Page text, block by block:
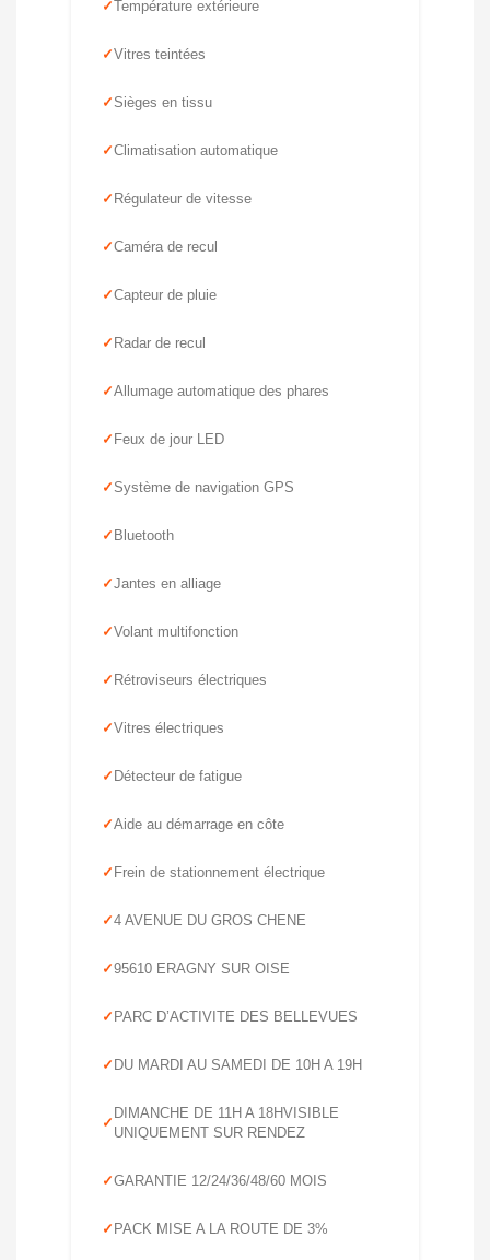
Température extérieure
Vitres teintées
Sièges en tissu
Climatisation automatique
Régulateur de vitesse
Caméra de recul
Capteur de pluie
Radar de recul
Allumage automatique des phares
Feux de jour LED
Système de navigation GPS
Bluetooth
Jantes en alliage
Volant multifonction
Rétroviseurs électriques
Vitres électriques
Détecteur de fatigue
Aide au démarrage en côte
Frein de stationnement électrique
4 AVENUE DU GROS CHENE
95610 ERAGNY SUR OISE
PARC D’ACTIVITE DES BELLEVUES
DU MARDI AU SAMEDI DE 10H A 19H
DIMANCHE DE 11H A 18HVISIBLE
UNIQUEMENT SUR RENDEZ
GARANTIE 12/24/36/48/60 MOIS
PACK MISE A LA ROUTE DE 3%